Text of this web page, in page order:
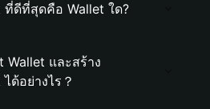
ที่ดีที่สุดคือ Wallet ใด?
Wallet และสร้าง
ด้อย่างไร？